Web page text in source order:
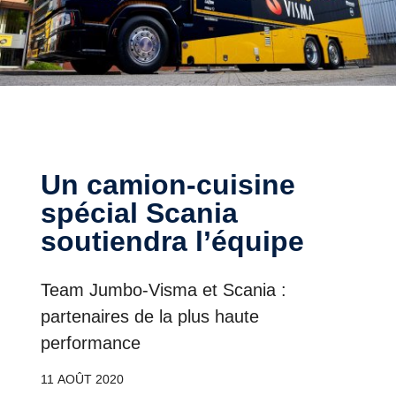
Un camion-cuisine
spécial Scania
soutiendra l’équipe
Team Jumbo-Visma et Scania :
partenaires de la plus haute
performance
11 AOÛT 2020